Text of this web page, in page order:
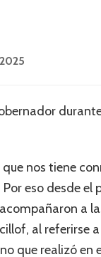
que nos tiene
eso desde
a
al referirse
que realizó